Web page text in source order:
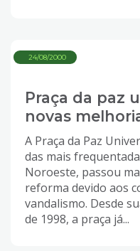
24/08/2000
Praça da paz
novas
A Praça da Paz
das mais
Noroeste, passou
reforma devido aos
vandalismo. Desde
de 1998, a praça já...